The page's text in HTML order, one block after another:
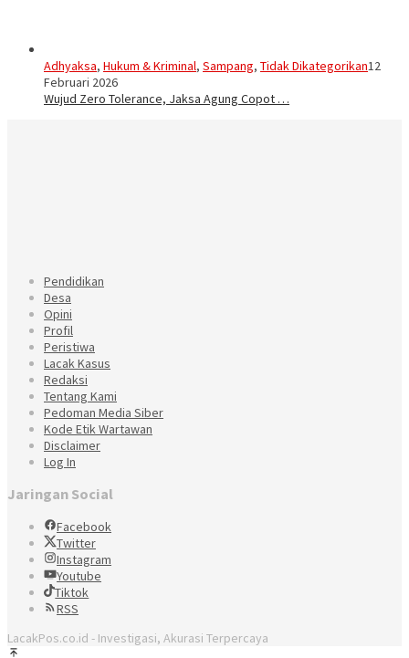
Adhyaksa, Hukum & Kriminal, Sampang, Tidak Dikategorikan12
Februari 2026
Wujud Zero Tolerance, Jaksa Agung Copot …
Pendidikan
Desa
Opini
Profil
Peristiwa
Lacak Kasus
Redaksi
Tentang Kami
Pedoman Media Siber
Kode Etik Wartawan
Disclaimer
Log In
Jaringan Social
Facebook
Twitter
Instagram
Youtube
Tiktok
RSS
LacakPos.co.id - Investigasi, Akurasi Terpercaya